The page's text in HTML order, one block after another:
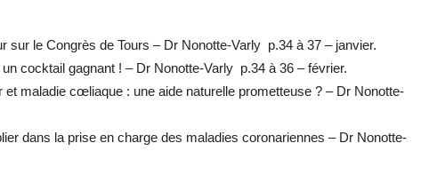
sur le Congrès de Tours – Dr Nonotte-Varly p.34 à 37 – janvier.
cocktail gagnant ! – Dr Nonotte-Varly p.34 à 36 – février.
et maladie cœliaque : une aide naturelle prometteuse ? – Dr Nonotte-
dans la prise en charge des maladies coronariennes – Dr Nonotte-